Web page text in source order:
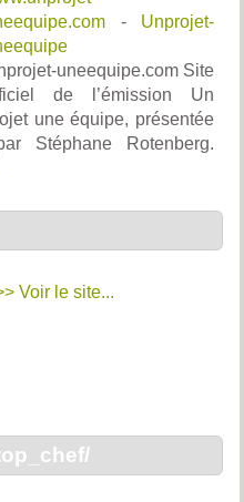
- Unprojet-
uneequipe.com Site
de l’émission Un
une équipe, présentée
Stéphane Rotenberg.
Voir le site...